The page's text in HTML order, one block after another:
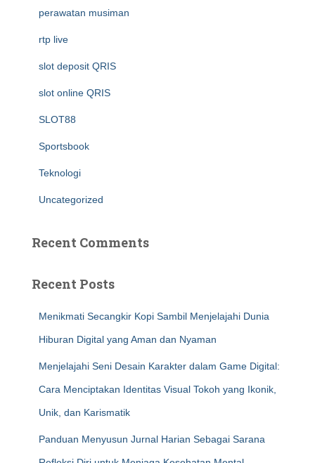
perawatan musiman
rtp live
slot deposit QRIS
slot online QRIS
SLOT88
Sportsbook
Teknologi
Uncategorized
Recent Comments
Recent Posts
Menikmati Secangkir Kopi Sambil Menjelajahi Dunia
Hiburan Digital yang Aman dan Nyaman
Menjelajahi Seni Desain Karakter dalam Game Digital:
Cara Menciptakan Identitas Visual Tokoh yang Ikonik,
Unik, dan Karismatik
Panduan Menyusun Jurnal Harian Sebagai Sarana